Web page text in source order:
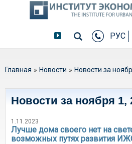
РУС
Вы здесь
Главная » Новости » Новости за
Новости за ноября 1,
1.11.2023
Лучше дома своего нет на
возможных путях развития